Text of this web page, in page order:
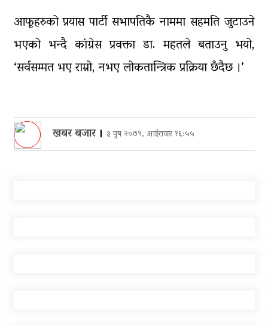
आफूहरुको प्रयास पार्टी सभापतिकै नाममा सहमति जुटाउने
भएको भन्दै कांग्रेस प्रवक्ता डा. महतले बताउनु भयो,
‘सर्वसम्मत भए राम्रो, नभए लोकतान्त्रिक प्रक्रिया छँदैछ ।’
खबर बजार। ३ पुष २०७९, आईतवार १६:५५